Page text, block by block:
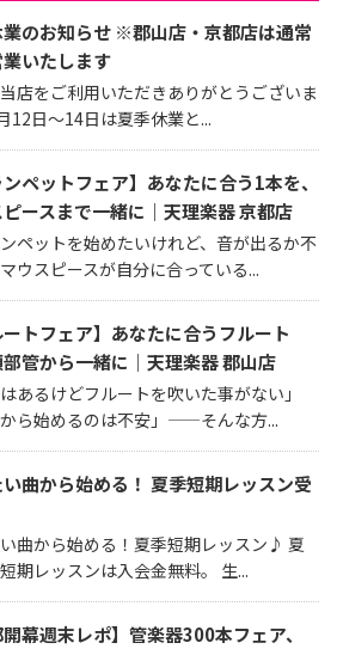
業のお知らせ ※郡山店・京都店は通常
いたします
店をご利用いただきありがとうございま
12日～14日は夏季休業と...
ンペットフェア】あなたに合う1本を、
ースまで一緒に｜天理楽器 京都店
ンペットを始めたいけれど、音が出るか不
ウスピースが自分に合っている...
ートフェア】あなたに合うフルート
管から一緒に｜天理楽器 郡山店
はあるけどフルートを吹いた事がない」
から始めるのは不安」——そんな方...
曲から始める！ 夏季短期レッスン受
曲から始める！夏季短期レッスン♪ 夏
期レッスンは入会金無料。 生...
開幕週末レポ】管楽器300本フェア、